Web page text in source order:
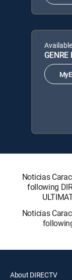
GENRE
Noticias
following
Noticias
About DIRECTV